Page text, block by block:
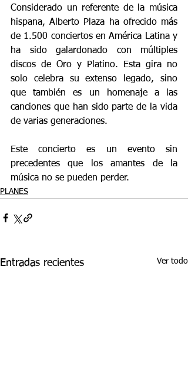
Considerado un referente de la música
hispana, Alberto Plaza ha ofrecido más
de 1.500 conciertos en América Latina y
ha sido galardonado con múltiples
discos de Oro y Platino. Esta gira no
solo celebra su extenso legado, sino
que también es un homenaje a las
canciones que han sido parte de la vida
de varias generaciones.
Este concierto es un evento sin
precedentes que los amantes de la
música no se pueden perder.
PLANES
Entradas recientes Ver todo